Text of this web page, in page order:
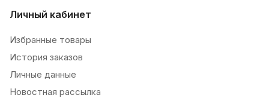
Личный кабинет
Избранные товары
История заказов
Личные данные
Новостная рассылка